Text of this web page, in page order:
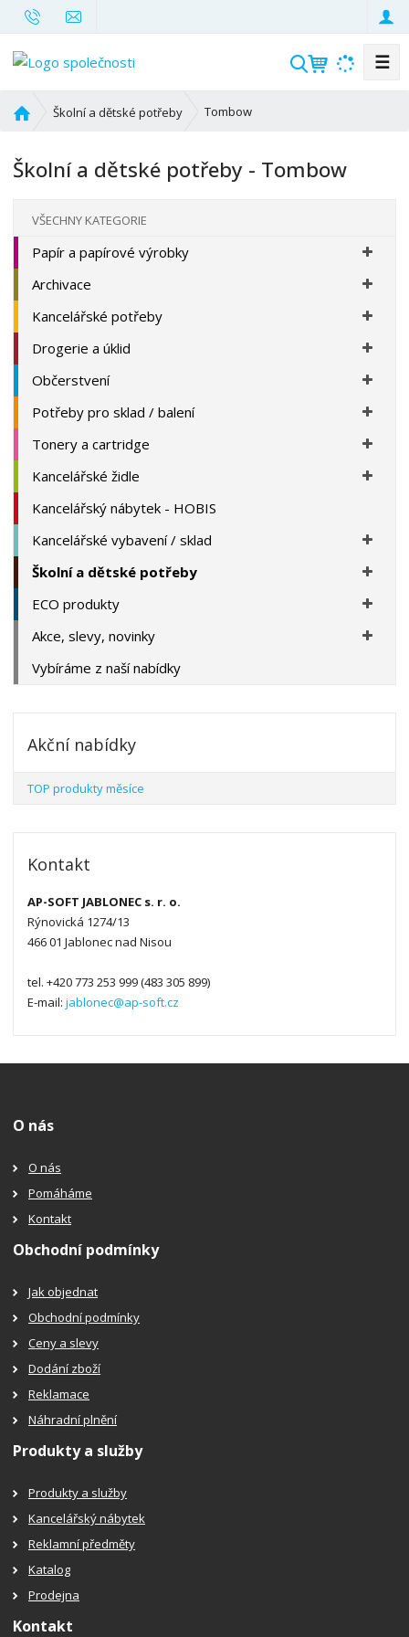
V
d
☰
v
d
t
a
n
Školní a dětské potřeby Tombow
Školní a dětské potřeby - Tombow
VŠECHNY KATEGORIE
Papír a papírové výrobky
Archivace
Kancelářské potřeby
Drogerie a úklid
Občerstvení
Potřeby pro sklad / balení
Tonery a cartridge
Kancelářské židle
Kancelářský nábytek - HOBIS
Kancelářské vybavení / sklad
Školní a dětské potřeby
ECO produkty
Akce, slevy, novinky
Vybíráme z naší nabídky
Akční nabídky
TOP produkty měsíce
Kontakt
AP-SOFT JABLONEC s. r. o.
Rýnovická 1274/13
466 01 Jablonec nad Nisou
tel. +420 773 253 999 (483 305 899)
E-mail:jablonec@ap-soft.cz
O nás
O nás
Pomáháme
Kontakt
Obchodní podmínky
Jak objednat
Obchodní podmínky
Ceny a slevy
Dodání zboží
Reklamace
Náhradní plnění
Produkty a služby
Produkty a služby
Kancelářský nábytek
Reklamní předměty
Katalog
Prodejna
Kontakt